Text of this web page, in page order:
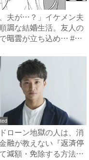
、夫が…？」イケメン夫
調な結婚生活。友人の
暗雲が立ち込め… #
ローン地獄の人は、消
融が教えない『返済停
減額・免除する方法』